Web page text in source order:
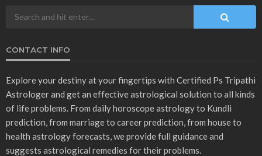
CONTACT INFO
Explore your destiny at your fingertips with Certified Ps Tripathi
Astrologer and get an effective astrological solution to all kinds
of life problems. From daily horoscope astrology to Kundli
prediction, from marriage to career prediction, from house to
health astrology forecasts, we provide full guidance and
suggests astrological remedies for their problems.